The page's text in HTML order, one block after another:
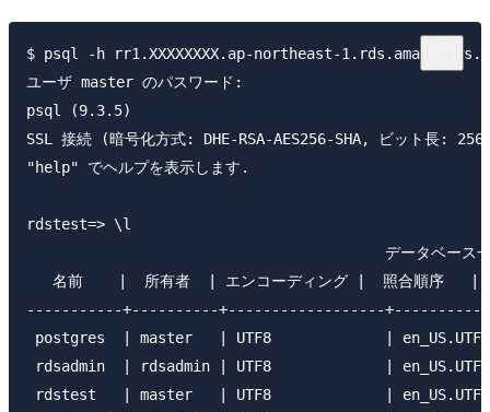
$ psql -h rr1.XXXXXXXX.ap-northeast-
ユーザ master のパスワード:
psql (9.3.5)
SSL 接続 (暗号化方式: DHE-RSA-AES256-SHA, ビット長:
"help" でヘルプを表示します.
rdstest=> \l
データベース
名前    |  所有者  | エンコーディング |  照合順序
-----------+----------+------------------
postgres  | master   | UTF8             |
rdsadmin  | rdsadmin | UTF8             | en_US.UTF-
rdstest   | master   | UTF8             |